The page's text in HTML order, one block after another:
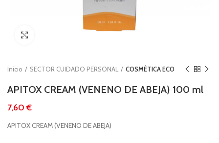
Inicio SECTOR CUIDADO PERSONAL COSMÉTICA ECO
APITOX CREAM (VENENO DE ABEJA) 100 ml
€
APITOX CREAM (VENENO DE ABEJA)